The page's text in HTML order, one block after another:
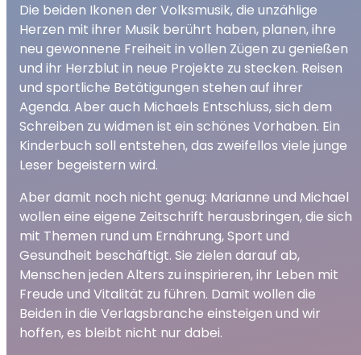
Die beiden Ikonen der Volksmusik, die unzählige
Herzen mit ihrer Musik berührt haben, planen, ihre
neu gewonnene Freiheit in vollen Zügen zu genießen
und ihr Herzblut in neue Projekte zu stecken. Reisen
und sportliche Betätigungen stehen auf ihrer
Agenda. Aber auch Michaels Entschluss, sich dem
Schreiben zu widmen ist ein schönes Vorhaben. Ein
Kinderbuch soll entstehen, das zweifellos viele junge
Leser begeistern wird.
Aber damit noch nicht genug: Marianne und Michael
wollen eine eigene Zeitschrift herausbringen, die sich
mit Themen rund um Ernährung, Sport und
Gesundheit beschäftigt. Sie zielen darauf ab,
Menschen jeden Alters zu inspirieren, ihr Leben mit
Freude und Vitalität zu führen. Damit wollen die
Beiden in die Verlagsbranche einsteigen und wir
hoffen, es bleibt nicht nur dabei.